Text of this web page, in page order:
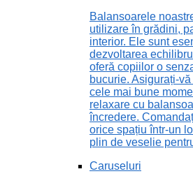
Balansoarele
utilizare în grădini,
interior. Ele sunt
dezvoltarea
oferă copiilor o
bucurie. Asigurați-
cele mai bune
relaxare cu
încredere.
orice spațiu într-un
plin de veselie
Caruseluri